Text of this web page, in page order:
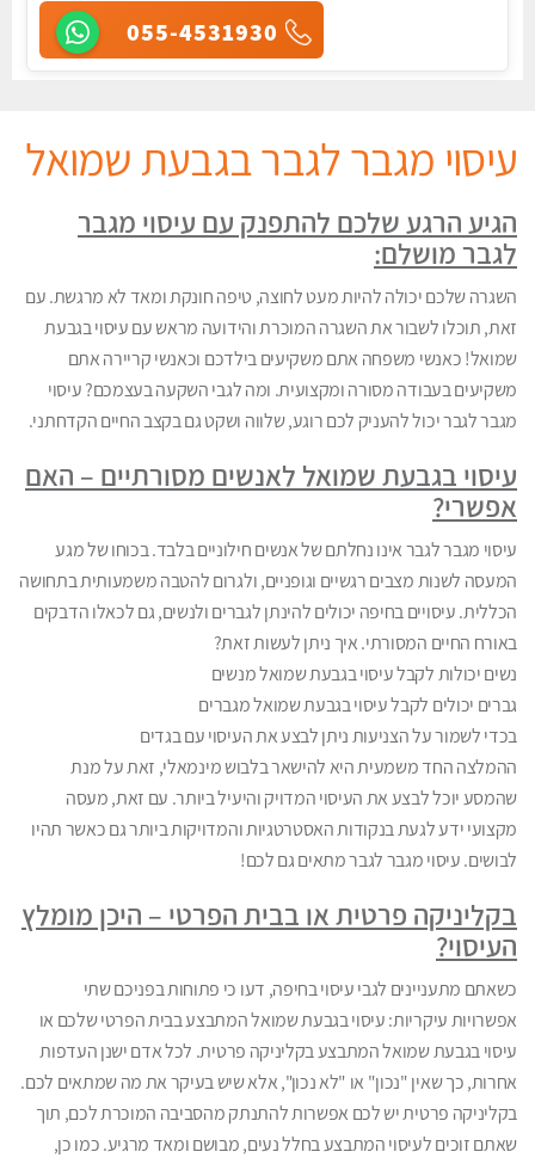
055-4531930
עיסוי מגבר לגבר בגבעת שמואל
הגיע הרגע שלכם להתפנק עם עיסוי מגבר
לגבר מושלם:
השגרה שלכם יכולה להיות מעט לחוצה, טיפה חונקת ומאד לא מרגשת. עם
זאת, תוכלו לשבור את השגרה המוכרת והידועה מראש עם עיסוי בגבעת
שמואל! כאנשי משפחה אתם משקיעים בילדכם וכאנשי קריירה אתם
משקיעים בעבודה מסורה ומקצועית. ומה לגבי השקעה בעצמכם? עיסוי
מגבר לגבר יכול להעניק לכם רוגע, שלווה ושקט גם בקצב החיים הקדחתני.
עיסוי בגבעת שמואל לאנשים מסורתיים – האם
אפשרי?
עיסוי מגבר לגבר אינו נחלתם של אנשים חילוניים בלבד. בכוחו של מגע
המעסה לשנות מצבים רגשיים וגופניים, ולגרום להטבה משמעותית בתחושה
הכללית. עיסויים בחיפה יכולים להינתן לגברים ולנשים, גם לכאלו הדבקים
באורח החיים המסורתי. איך ניתן לעשות זאת?
נשים יכולות לקבל עיסוי בגבעת שמואל מנשים
גברים יכולים לקבל עיסוי בגבעת שמואל מגברים
בכדי לשמור על הצניעות ניתן לבצע את העיסוי עם בגדים
ההמלצה החד משמעית היא להישאר בלבוש מינמאלי, זאת על מנת
שהמסע יוכל לבצע את העיסוי המדויק והיעיל ביותר. עם זאת, מעסה
מקצועי ידע לגעת בנקודות האסטרטגיות והמדויקות ביותר גם כאשר תהיו
לבושים. עיסוי מגבר לגבר מתאים גם לכם!
בקליניקה פרטית או בבית הפרטי – היכן מומלץ
העיסוי?
כשאתם מתעניינים לגבי עיסוי בחיפה, דעו כי פתוחות בפניכם שתי
אפשרויות עיקריות: עיסוי בגבעת שמואל המתבצע בבית הפרטי שלכם או
עיסוי בגבעת שמואל המתבצע בקליניקה פרטית. לכל אדם ישנן העדפות
אחרות, כך שאין "נכון" או "לא נכון", אלא שיש בעיקר את מה שמתאים לכם.
בקליניקה פרטית יש לכם אפשרות להתנתק מהסביבה המוכרת לכם, תוך
שאתם זוכים לעיסוי המתבצע בחלל נעים, מבושם ומאד מרגיע. כמו כן,